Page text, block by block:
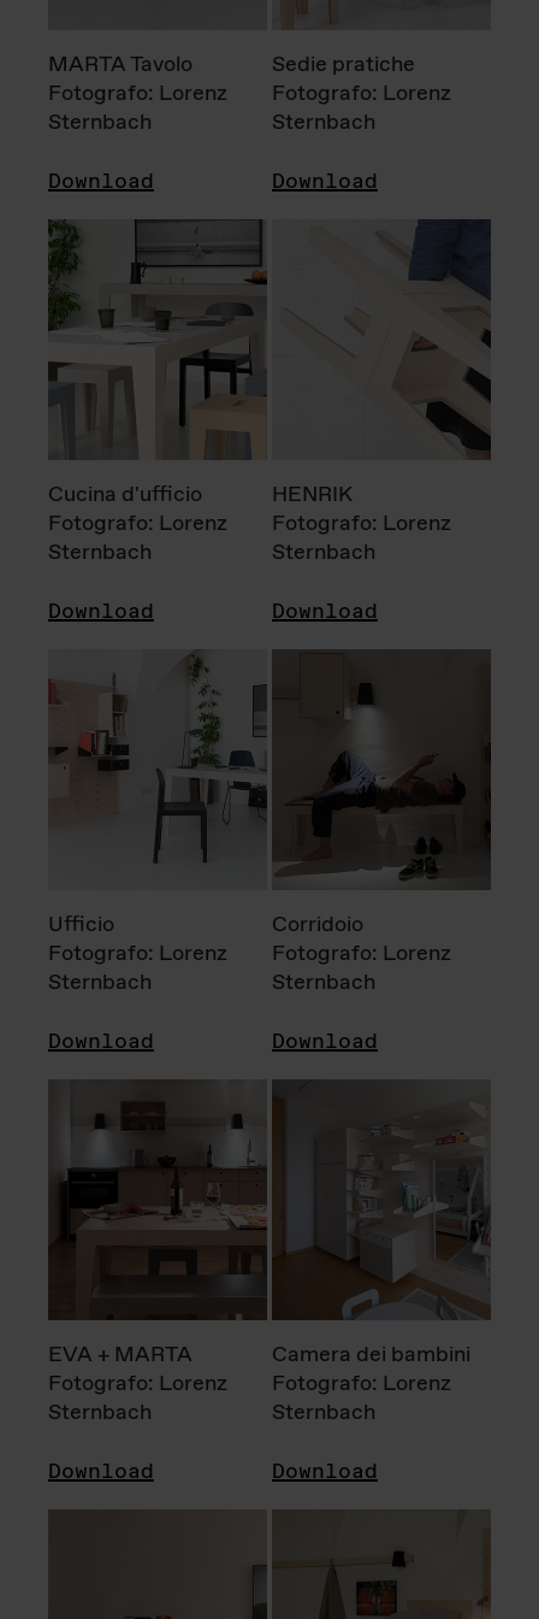
MARTA Tavolo
Fotografo: Lorenz
Sternbach
Download
Sedie pratiche
Fotografo: Lorenz
Sternbach
Download
Cucina d'ufficio
Fotografo: Lorenz
Sternbach
Download
HENRIK
Fotografo: Lorenz
Sternbach
Download
Ufficio
Fotografo: Lorenz
Sternbach
Download
Corridoio
Fotografo: Lorenz
Sternbach
Download
EVA + MARTA
Fotografo: Lorenz
Sternbach
Download
Camera dei bambini
Fotografo: Lorenz
Sternbach
Download